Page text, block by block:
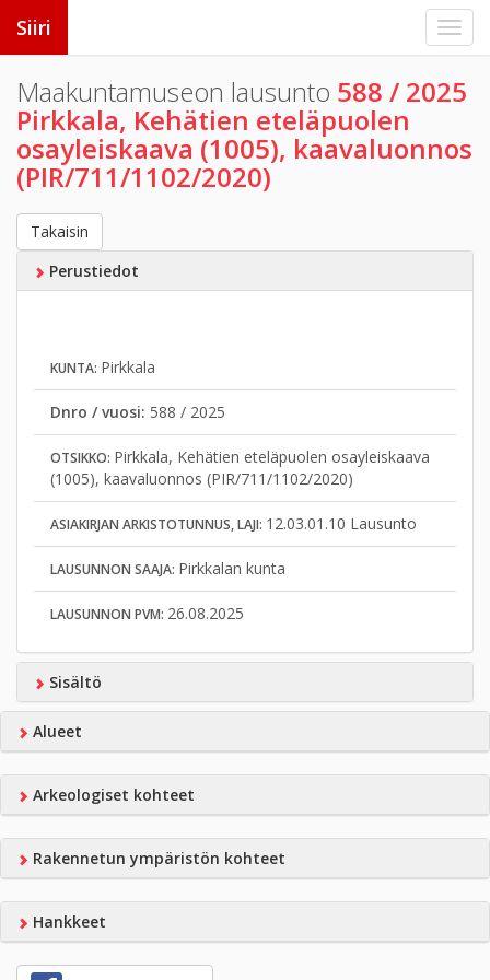
Siiri
Maakuntamuseon lausunto 588 / 2025
Pirkkala, Kehätien eteläpuolen
osayleiskaava (1005), kaavaluonnos
(PIR/711/1102/2020)
Takaisin
Perustiedot
KUNTA: Pirkkala
Dnro / vuosi: 588 / 2025
OTSIKKO: Pirkkala, Kehätien eteläpuolen osayleiskaava
(1005), kaavaluonnos (PIR/711/1102/2020)
ASIAKIRJAN ARKISTOTUNNUS, LAJI: 12.03.01.10 Lausunto
LAUSUNNON SAAJA: Pirkkalan kunta
LAUSUNNON PVM: 26.08.2025
Sisältö
Alueet
Arkeologiset kohteet
Rakennetun ympäristön kohteet
Hankkeet